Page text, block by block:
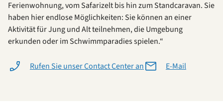
Ferienwohnung, vom Safarizelt bis hin zum Standcaravan. Sie
haben hier endlose Möglichkeiten: Sie können an einer
Aktivität für Jung und Alt teilnehmen, die Umgebung
erkunden oder im Schwimmparadies spielen.“
Rufen Sie unser Contact Center an E-Mail